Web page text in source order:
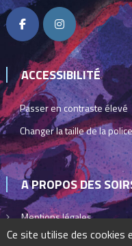
ACCESSIBILITÉ
Passer en contraste élevé
Changer la taille de la police
A PROPOS DES
Mentions légales
Ce site utilise des cookies